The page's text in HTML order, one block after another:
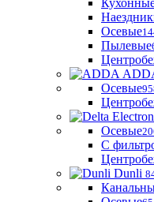
Осевые
Пылевые
Осевые
Осевые
С
Dunli